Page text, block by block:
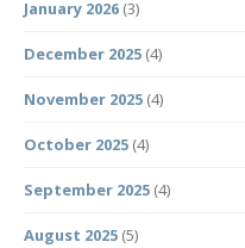
January 2026 (3)
December 2025 (4)
November 2025 (4)
October 2025 (4)
September 2025 (4)
August 2025 (5)